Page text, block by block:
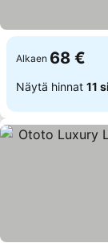
Alkaen 68 €
Näytä hinnat 11